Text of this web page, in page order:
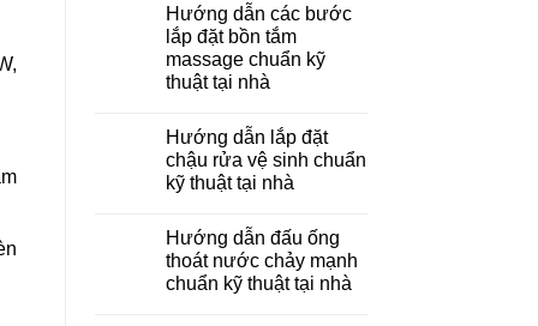
Hướng dẫn các bước
lắp đặt bồn tắm
massage chuẩn kỹ
thuật tại nhà
Hướng dẫn lắp đặt
chậu rửa vệ sinh chuẩn
kỹ thuật tại nhà
Hướng dẫn đấu ống
thoát nước chảy mạnh
chuẩn kỹ thuật tại nhà